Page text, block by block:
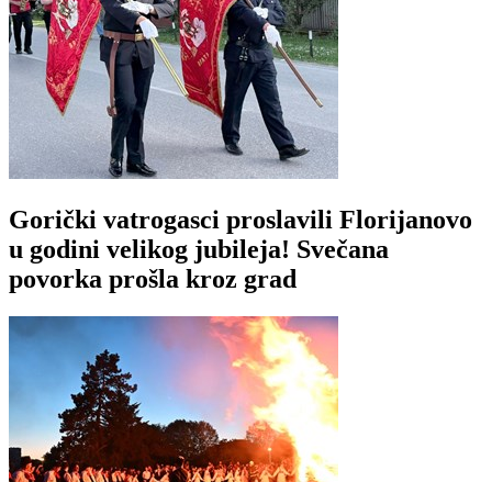
Gorički vatrogasci proslavili Florijanovo
u godini velikog jubileja! Svečana
povorka prošla kroz grad